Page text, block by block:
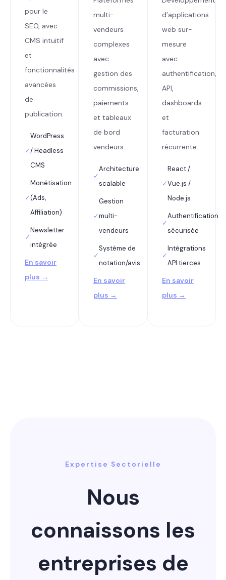
pour le
SEO, avec
CMS intuitif
et
fonctionnalités
avancées
de
publication.
✓
WordPress
/ Headless
CMS
✓
Monétisation
(Ads,
Affiliation)
✓
Newsletter
intégrée
En savoir
plus →
multi-
vendeurs
complexes
avec
gestion des
commissions,
paiements
et tableaux
de bord
vendeurs.
✓
Architecture
scalable
✓
Gestion
multi-
vendeurs
✓
Système de
notation/avis
En savoir
plus →
d’applications
web sur-
mesure
avec
authentification,
API,
dashboards
et
facturation
récurrente.
✓
React /
Vue.js /
Node.js
✓
Authentification
sécurisée
✓
Intégrations
API tierces
En savoir
plus →
Expertise Sectorielle
Nous
connaissons les
entreprises de